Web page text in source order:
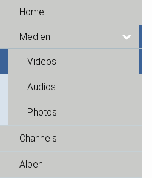
Home
Medien
Videos
Audios
Photos
Channels
Alben